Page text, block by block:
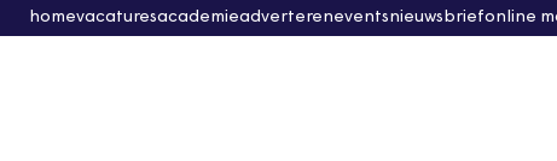
homevacaturesacademieadvertereneventsnieuwsbriefonline